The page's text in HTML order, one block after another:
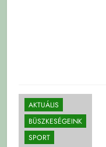
AKTUÁLIS
BÜSZKESÉGEINK
SPORT